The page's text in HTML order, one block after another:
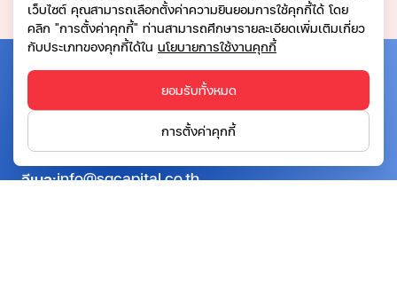
บริษัท เอสจี แคปปิตอล จำกัด (มหาชน)
ที่อยู่:
อาคารโทรคมนาคม บางรัก ชั้น 20 เลขที่ 72 ถนน
เจริญกรุง แขวงบางรัก เขตบางรัก กรุงเทพฯ 10500
อีเมล:info@sgcapital.co.th
เว็บไซต์ คุณสามารถเลือกตั้งค่าความยินยอมการใช้คุกกี้ได้ โดย
คลิก "การตั้งค่าคุกกี้" ท่านสามารถศึกษารายละเอียดเพิ่มเติมเกี่ยว
กับประเภทของคุกกี้ได้ใน นโยบายการใช้งานคุกกี้
ยอมรับทั้งหมด
การตั้งค่าคุกกี้